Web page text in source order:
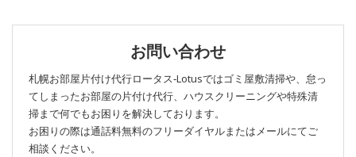
お問い合わせ
札幌お部屋片付け代行ロータス‐Lotusではゴミ屋敷清掃や、怠っ
てしまったお部屋の片付け代行、ハウスクリーニングや特殊清
掃まで何でもお困りを解決しております。
お困りの際は通話料無料のフリーダイヤルまたはメールにてご
相談ください。